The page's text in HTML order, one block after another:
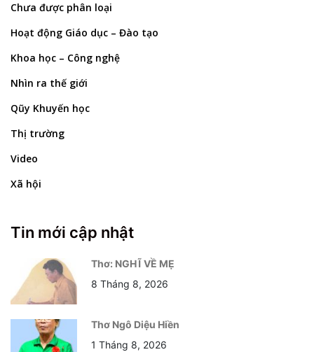
Chưa được phân loại
Hoạt động Giáo dục – Đào tạo
Khoa học – Công nghệ
Nhìn ra thế giới
Qũy Khuyến học
Thị trường
Video
Xã hội
Tin mới cập nhật
Thơ: NGHĨ VỀ MẸ
8 Tháng 8, 2026
Thơ Ngô Diệu Hiền
1 Tháng 8, 2026